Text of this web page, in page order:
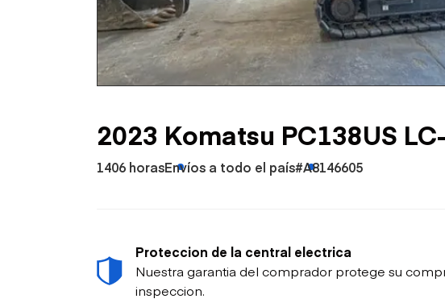
Petróleo y gas
Omitir
2023 Komatsu PC138US
1406 horasEnvíos a todo el país#A8146605
Proteccion de la central electrica
Nuestra garantia del comprador protege su
inspeccion.